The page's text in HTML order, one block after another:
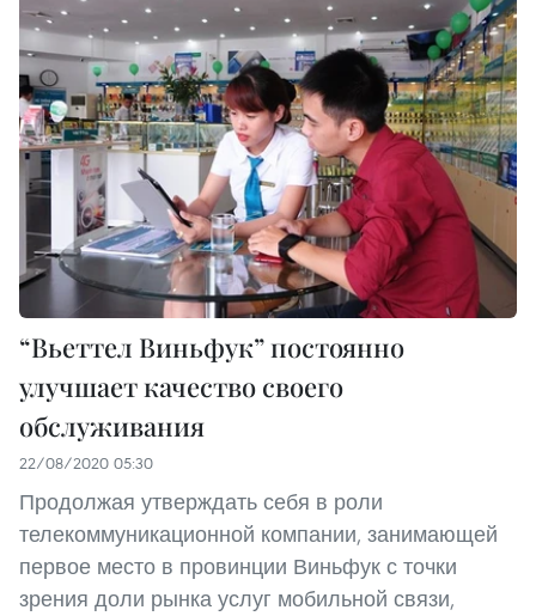
“Вьеттел Виньфук” постоянно
улучшает качество своего
обслуживания
22/08/2020 05:30
Продолжая утверждать себя в роли
телекоммуникационной компании, занимающей
первое место в провинции Виньфук с точки
зрения доли рынка услуг мобильной связи,